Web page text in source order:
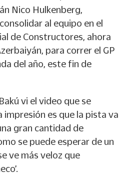
Nico Hulkenberg,
al equipo en el
de Constructores, ahora
para correr el GP
del año, este fin de
vi el video que se
es que la pista va
gran cantidad de
se puede esperar de un
ve más veloz que